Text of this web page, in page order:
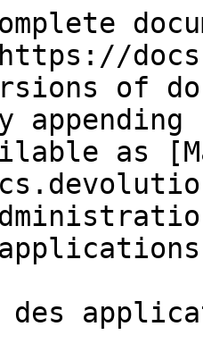
of
as